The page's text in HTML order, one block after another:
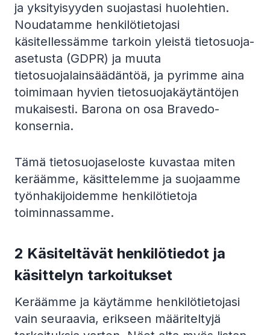
ja yksityisyyden suojastasi huolehtien.
Noudatamme henkilötietojasi
käsitellessämme tarkoin yleistä tietosuoja-
asetusta (GDPR) ja muuta
tietosuojalainsäädäntöä, ja pyrimme aina
toimimaan hyvien tietosuojakäytäntöjen
mukaisesti. Barona on osa Bravedo-
konsernia.
Tämä tietosuojaseloste kuvastaa miten
keräämme, käsittelemme ja suojaamme
työnhakijoidemme henkilötietoja
toiminnassamme.
2 Käsiteltävät henkilötiedot ja
käsittelyn tarkoitukset
Keräämme ja käytämme henkilötietojasi
vain seuraavia, erikseen määriteltyjä